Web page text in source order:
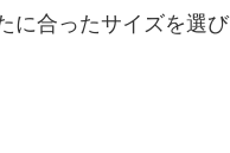
に合ったサイズを選び